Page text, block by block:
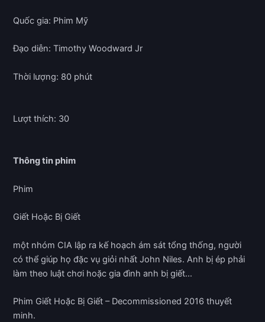
Quốc gia: Phim Mỹ
Đạo diễn: Timothy Woodward Jr
Thời lượng: 80 phút
Lượt thích: 30
Thông tin phim
Phim
Giết Hoặc Bị Giết
một nhóm CIA lập ra kế hoạch ám sát tổng thống, người
có thể giúp họ đặc vụ giỏi nhất John Niles. Anh bị ép phải
làm theo luật chơi hoặc gia đình anh bị giết…
Phim Giết Hoặc Bị Giết – Decommissioned 2016 thuyết
minh.